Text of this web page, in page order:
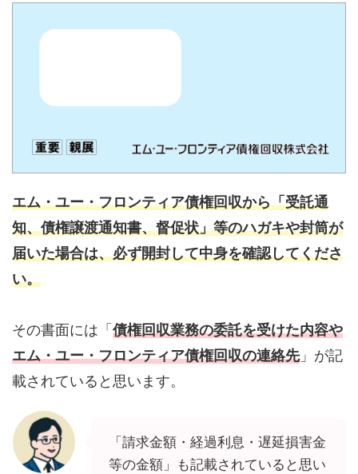
エム・ユー・フロンティア債権回収から「受託通
知、債権譲渡通知書、督促状」等のハガキや封筒が
届いた場合は、必ず開封して中身を確認してくださ
い。
その書面には「 債権回収業務の委託を受けた内容や
エム・ユー・フロンティア債権回収の連絡先」が記
載されていると思います。
「請求金額・経過利息・遅延損害金
等の金額」も記載されていると思い